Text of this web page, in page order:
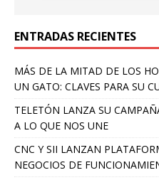
ENTRADAS RECIENTES
MÁS DE LA MITAD DE LOS
UN GATO: CLAVES PARA SU
TELETÓN LANZA SU
A LO QUE NOS UNE
CNC Y SII LANZAN
NEGOCIOS DE